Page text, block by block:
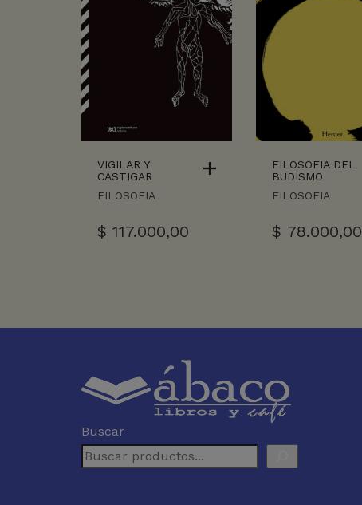
VIGILAR Y
CASTIGAR
FILOSOFIA
$ 117.000,00
FILOSOFIA DEL
BUDISMO
FILOSOFIA
$ 78.000,00
Buscar